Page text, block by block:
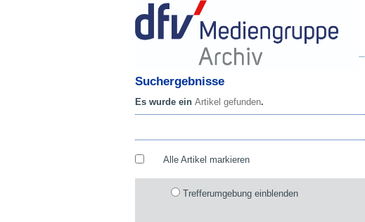
Suchergebnisse
Es wurde ein Artikel gefunden.
Alle Artikel markieren
Trefferumgebung einblenden